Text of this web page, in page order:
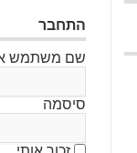
התחבר
שם משתמש או
סיסמה